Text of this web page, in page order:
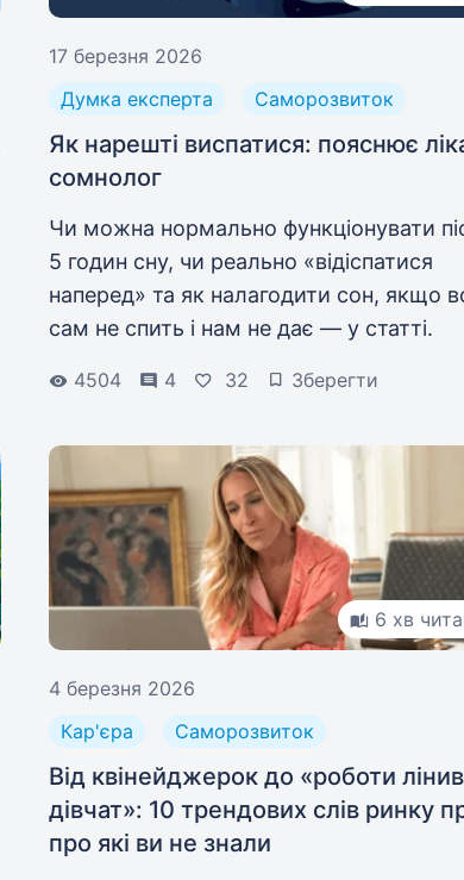
17 березня 2026
Думка експерта
Саморозвиток
Як нарешті виспатися: пояснює
сомнолог
Чи можна нормально функціонувати
5 годин сну, чи реально «відіспатися
наперед» та як налагодити сон, якщо
сам не спить і нам не дає — у статті.
4504 4 32 Зберегти
6 хв
4 березня 2026
Кар'єра
Саморозвиток
Від квінейджерок до «роботи
дівчат»: 10 трендових слів ринку
про які ви не знали